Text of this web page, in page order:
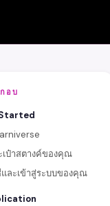
อบ
เป๋าสตางค์ของคุณ
ละเข้าสู่ระบบของคุณ